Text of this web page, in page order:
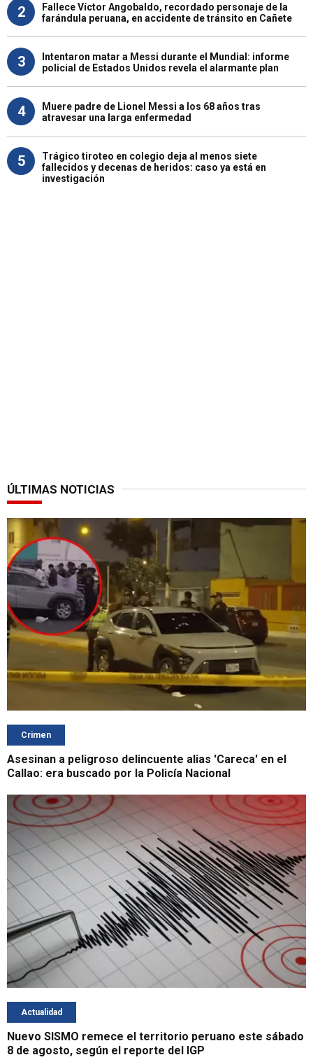
2
Fallece Víctor Angobaldo, recordado personaje de la
farándula peruana, en accidente de tránsito en Cañete
3
Intentaron matar a Messi durante el Mundial: informe
policial de Estados Unidos revela el alarmante plan
4
Muere padre de Lionel Messi a los 68 años tras
atravesar una larga enfermedad
5
Trágico tiroteo en colegio deja al menos siete
fallecidos y decenas de heridos: caso ya está en
investigación
ÚLTIMAS NOTICIAS
Crimen
Asesinan a peligroso delincuente alias 'Careca' en el
Callao: era buscado por la Policía Nacional
Actualidad
Nuevo SISMO remece el territorio peruano este sábado
8 de agosto, según el reporte del IGP